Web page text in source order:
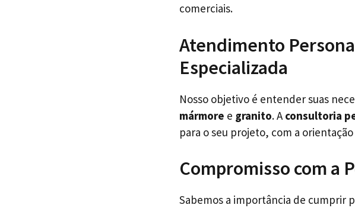
comerciais.
Atendimento
Especializada
Nosso objetivo é entender suas
mármore e granito. Aconsultoria
para o seu projeto, com a
Compromisso com a
Sabemos a importância de cumprir